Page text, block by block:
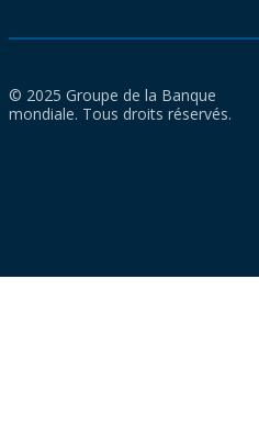
© 2025 Groupe de la Banque
mondiale. Tous droits réservés.